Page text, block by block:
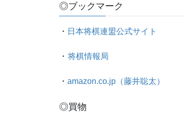
聡
情
etc.
◎ブックマーク
・ 日本将棋連盟公式サイト
・ 将棋情報局
・amazon.co.jp（藤井聡太）
◎買物